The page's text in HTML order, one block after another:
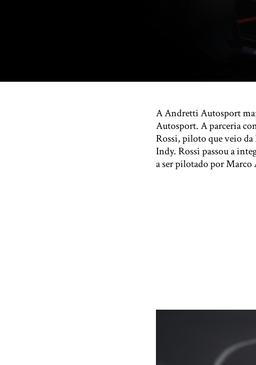
A Andretti Autosport
Autosport. A parceria
Rossi, piloto que veio da
Indy. Rossi passou a
a ser pilotado por Marco